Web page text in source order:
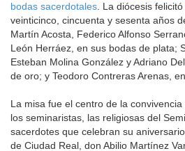
bodas sacerdotales . La diócesis
veinticinco, cincuenta y sesenta años
Martín Acosta, Federico Alfonso
León Herráez, en sus bodas de plata;
Esteban Molina González y Adriano
de oro; y Teodoro Contreras Arenas,
La misa fue el centro de la
los seminaristas, las religiosas del
sacerdotes que celebran su
de Ciudad Real, don Abilio Martínez